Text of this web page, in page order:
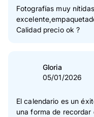
2 Estrella(s)
1 Estrella(s)
Fotografías muy
Calidad precio ok ?
Gloria
05/01/2026
El calendario es un
una forma de recordar